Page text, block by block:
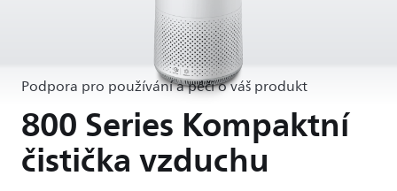
Podpora pro používání a péči o váš produkt
800 Series Kompaktní
čistička vzduchu